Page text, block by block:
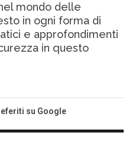
mondo delle
in ogni forma di
e approfondimenti
in questo
su Google